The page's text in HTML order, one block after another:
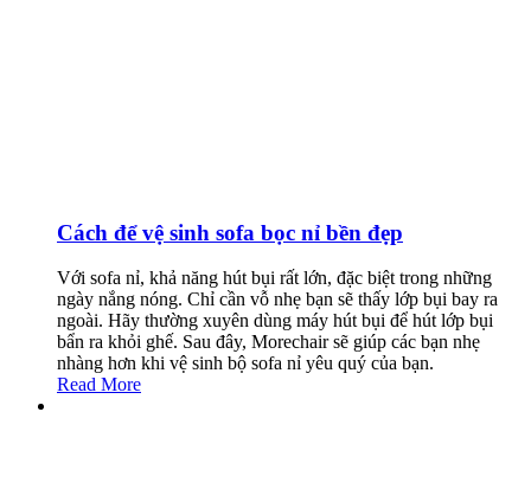
Cách để vệ sinh sofa bọc nỉ bền đẹp
Với sofa nỉ, khả năng hút bụi rất lớn, đặc biệt trong những
ngày nắng nóng. Chỉ cần vỗ nhẹ bạn sẽ thấy lớp bụi bay ra
ngoài. Hãy thường xuyên dùng máy hút bụi để hút lớp bụi
bẩn ra khỏi ghế. Sau đây, Morechair sẽ giúp các bạn nhẹ
nhàng hơn khi vệ sinh bộ sofa nỉ yêu quý của bạn.
Read More